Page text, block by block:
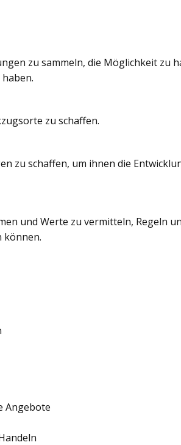
zu sammeln, die Möglichkeit zu
zu schaffen.
zu schaffen, um ihnen die
und Werte zu vermitteln, Regeln
können.
Angebote